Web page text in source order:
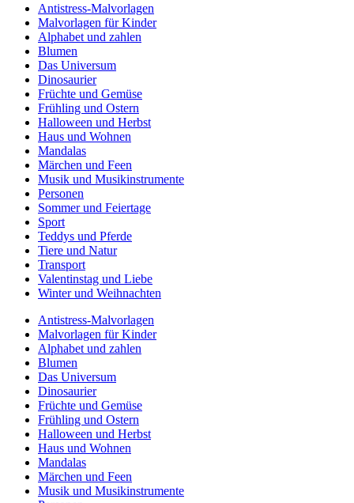
Antistress-Malvorlagen
Malvorlagen für Kinder
Alphabet und zahlen
Blumen
Das Universum
Dinosaurier
Früchte und Gemüse
Frühling und Ostern
Halloween und Herbst
Haus und Wohnen
Mandalas
Märchen und Feen
Musik und Musikinstrumente
Personen
Sommer und Feiertage
Sport
Teddys und Pferde
Tiere und Natur
Transport
Valentinstag und Liebe
Winter und Weihnachten
Antistress-Malvorlagen
Malvorlagen für Kinder
Alphabet und zahlen
Blumen
Das Universum
Dinosaurier
Früchte und Gemüse
Frühling und Ostern
Halloween und Herbst
Haus und Wohnen
Mandalas
Märchen und Feen
Musik und Musikinstrumente